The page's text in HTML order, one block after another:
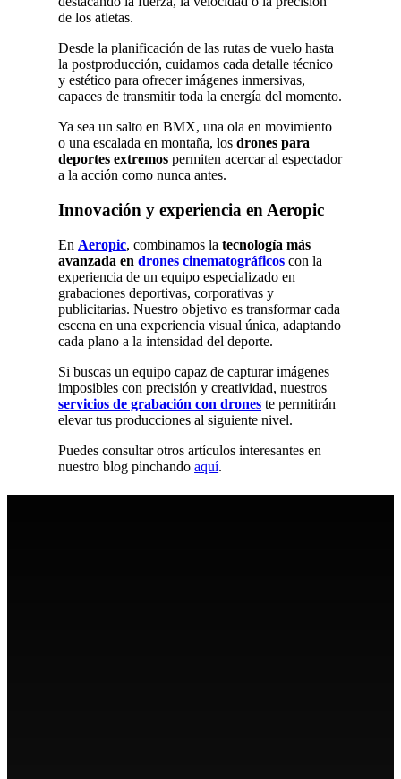
de los atletas.
Desde la planificación de las rutas de vuelo hasta
la postproducción, cuidamos cada detalle técnico
y estético para ofrecer imágenes inmersivas,
capaces de transmitir toda la energía del momento.
Ya sea un salto en BMX, una ola en movimiento
o una escalada en montaña, losdrones para
deportes extremos permiten acercar al espectador
a la acción como nunca antes.
Innovación y experiencia en Aeropic
En Aeropic, combinamos latecnología más
avanzada endrones cinematográficos con la
experiencia de un equipo especializado en
grabaciones deportivas, corporativas y
publicitarias. Nuestro objetivo es transformar cada
escena en una experiencia visual única, adaptando
cada plano a la intensidad del deporte.
Si buscas un equipo capaz de capturar imágenes
imposibles con precisión y creatividad, nuestros
servicios de grabación con drones te permitirán
elevar tus producciones al siguiente nivel.
Puedes consultar otros artículos interesantes en
nuestro blog pinchandoaquí.